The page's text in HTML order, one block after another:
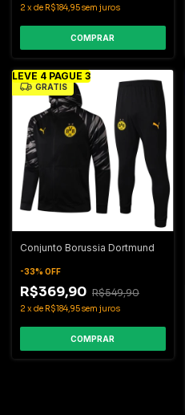
2 x de R$184,95sem juros
COMPRAR
LEVE 4 PAGUE 3
GRÁTIS
Conjunto Borussia Dortmund
-33% OFF
R$369,90 R$549,90
2 xde R$184,95sem juros
COMPRAR